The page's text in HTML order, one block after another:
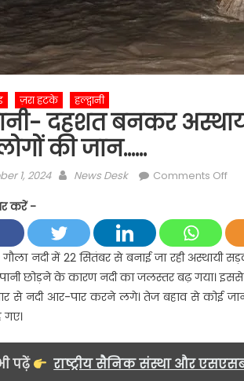
ज़रा हटके हल्द्वानी
दहशत बनकर
की जान……
1, 2024 Author
News Desk Comments Offon
पुल
के
करें -
गौला नदी में 22 सितंबर से बनाई जा रही अस्थायी
छोड़ने के कारण नदी का जलस्तर बढ़ गया।
से नदी आर-पार करने लगे। तेज बहाव से कोई
गए।
पढ़ें राष्ट्रीय सैनिक संस्था और